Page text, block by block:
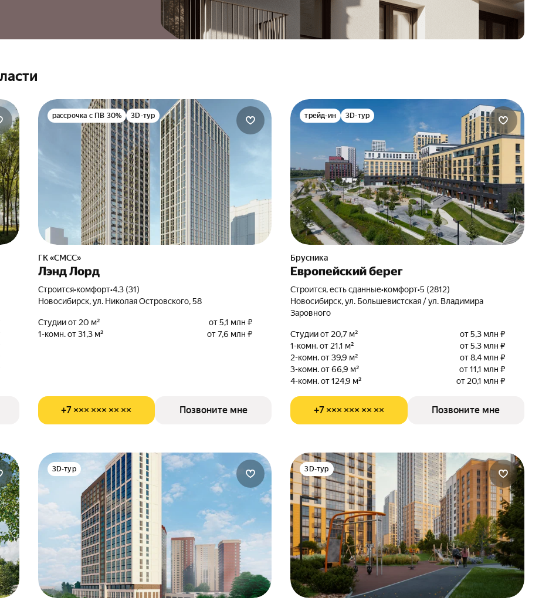
рассрочка с ПВ 30% 3D-тур
ГК «СМСС»
Лэнд Лорд
Строится•комфорт•4.3 (31)
Новосибирск, ул. Николая Островского, 58
Студии от 20 м²
от 5,1 млн ₽
1-комн. от 31,3 м²
от 7,6 млн ₽
+7 ××× ××× ×× ×× Позвоните мне
трейд-ин 3D-тур
Брусника
Европейский берег
Строится, есть сданные•комфорт•5 (2812)
Новосибирск, ул. Большевистская / ул. Владимира
Заровного
Студии от 20,7 м²
от 5,3 млн ₽
1-комн. от 21,1 м²
от 5,3 млн ₽
2-комн. от 39,9 м²
от 8,4 млн ₽
3-комн. от 66,9 м²
от 11,1 млн ₽
4-комн. от 124,9 м²
от 20,1 млн ₽
+7 ××× ××× ×× ×× Позвоните мне
3D-тур 3D-тур